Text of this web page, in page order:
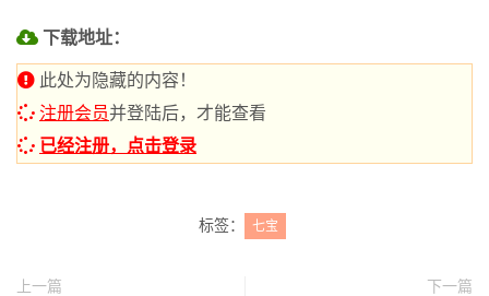
下载地址：
此处为隐藏的内容！
注册会员并登陆后，才能查看
已经注册，点击登录
标签： 七宝
上一篇
下一篇